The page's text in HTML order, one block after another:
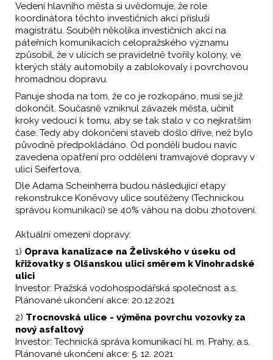
Vedení hlavního města si uvědomuje, že role
koordinátora těchto investičních akcí přísluší
magistrátu. Souběh několika investičních akcí na
páteřních komunikacích celopražského významu
způsobil, že v ulicích se pravidelně tvořily kolony, ve
kterých stály automobily a zablokovaly i povrchovou
hromadnou dopravu.
Panuje shoda na tom, že co je rozkopáno, musí se již
dokončit. Současně vzniknul závazek města, učinit
kroky vedoucí k tomu, aby se tak stalo v co nejkratším
čase. Tedy aby dokončení staveb došlo dříve, než bylo
původně předpokládáno. Od pondělí budou navíc
zavedena opatření pro oddělení tramvajové dopravy v
ulici Seifertova.
Dle Adama Scheinherra budou následující etapy
rekonstrukce Koněvovy ulice soutěženy (Technickou
správou komunikací) se 40% váhou na dobu zhotovení.
Aktuální omezení dopravy:
1) Oprava kanalizace na Želivského v úseku od
křižovatky s Olšanskou ulici směrem k Vinohradské
ulici
Investor: Pražská vodohospodářská společnost a.s.
Plánované ukončení akce: 20.12.2021
2) Trocnovská ulice - výměna povrchu vozovky za
nový asfaltový
Investor: Technická správa komunikací hl. m. Prahy, a.s.
Plánované ukončení akce: 5. 12. 2021